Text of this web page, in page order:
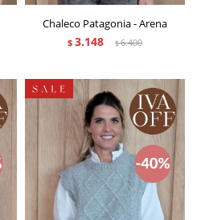
Chaleco Patagonia - Arena
$ 3.148 $6.400